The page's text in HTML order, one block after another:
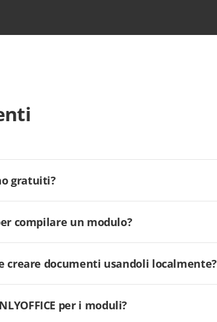
gratuiti?
compilare un modulo?
creare documenti usandoli localmente?
per i moduli?